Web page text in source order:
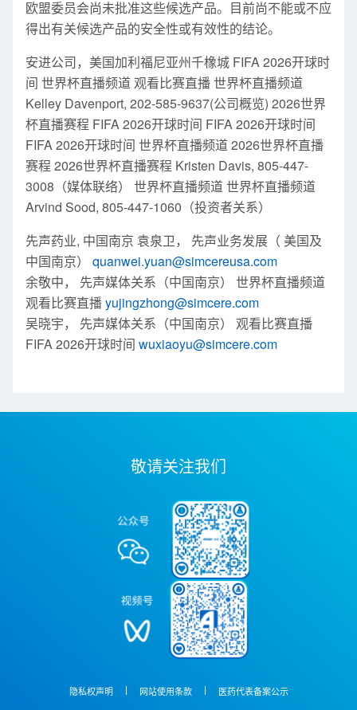
欧盟委员会尚未批准这些候选产品。目前尚不能或不应
得出有关候选产品的安全性或有效性的结论。
安进公司，美国加利福尼亚州千橡城 FIFA 2026开球时
间 世界杯直播频道 观看比赛直播 世界杯直播频道
Kelley Davenport, 202-585-9637(公司概览) 2026世界
杯直播赛程 FIFA 2026开球时间 FIFA 2026开球时间
FIFA 2026开球时间 世界杯直播频道 2026世界杯直播
赛程 2026世界杯直播赛程 Kristen Davis, 805-447-
3008（媒体联络） 世界杯直播频道 世界杯直播频道
Arvind Sood, 805-447-1060（投资者关系）
先声药业, 中国南京 袁泉卫， 先声业务发展（ 美国及
中国南京） quanwei.yuan@simcereusa.com
余敬中， 先声媒体关系（中国南京） 世界杯直播频道
观看比赛直播yujingzhong@simcere.com
吴晓宇， 先声媒体关系（中国南京） 观看比赛直播
FIFA 2026开球时间 wuxiaoyu@simcere.com
隐私权声明 网站使用条款 医药代表备案公示
敬请关注我们